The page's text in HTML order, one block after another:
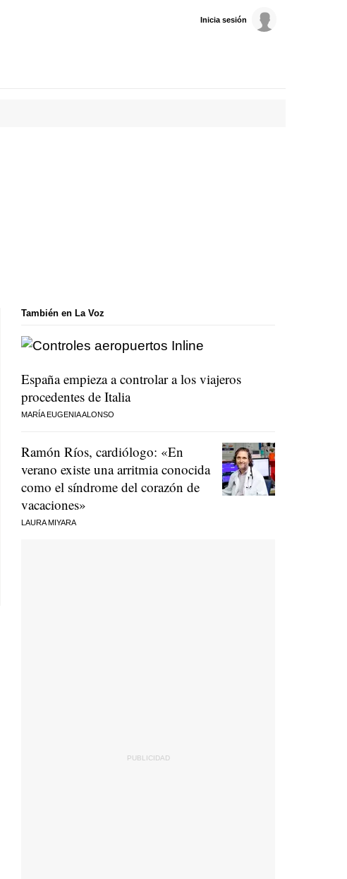
Inicia sesión
También en La Voz
España empieza a controlar a los viajeros
procedentes de Italia
MARÍA EUGENIA ALONSO
Ramón Ríos, cardiólogo: «En
verano existe una arritmia conocida
como el síndrome del corazón de
vacaciones»
LAURA MIYARA